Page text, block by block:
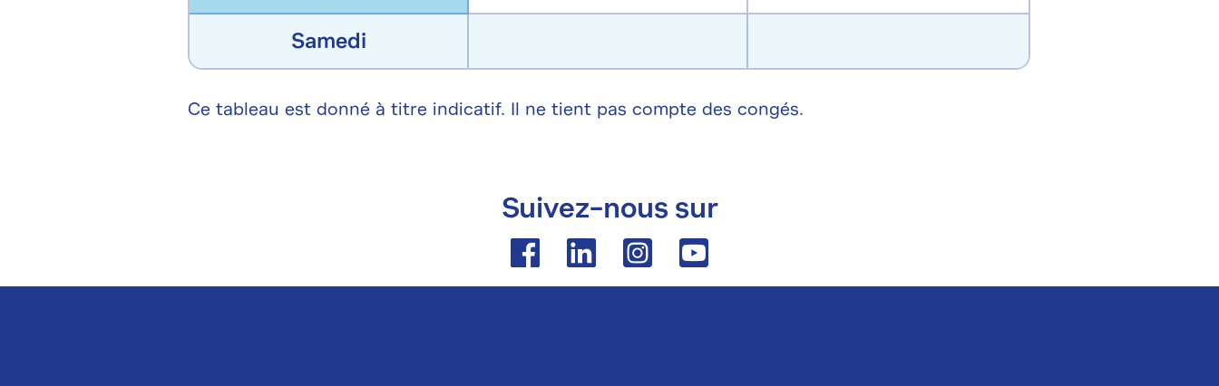
Samedi
Ce tableau est donné à titre indicatif. Il ne tient pas compte des congés.
Suivez-nous sur
FacebookLinkedinInstagramYoutube